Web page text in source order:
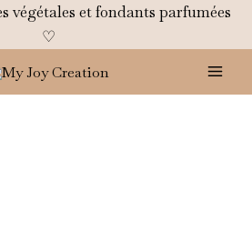
végétales et fondants parfumées
♡